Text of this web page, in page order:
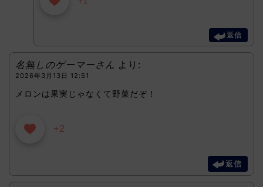
返信
名無しのゲーマーさん より:
2026年3月13日 12:51
メロンは果実じゃなくて野菜だぞ！
+2
返信